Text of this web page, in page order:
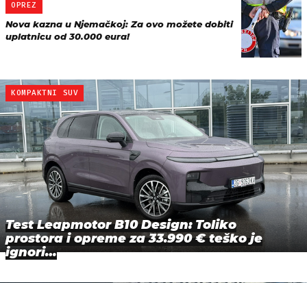
OPREZ
Nova kazna u Njemačkoj: Za ovo možete dobiti
uplatnicu od 30.000 eura!
KOMPAKTNI SUV
Test Leapmotor B10 Design: Toliko
prostora i opreme za 33.990 € teško je
ignori…